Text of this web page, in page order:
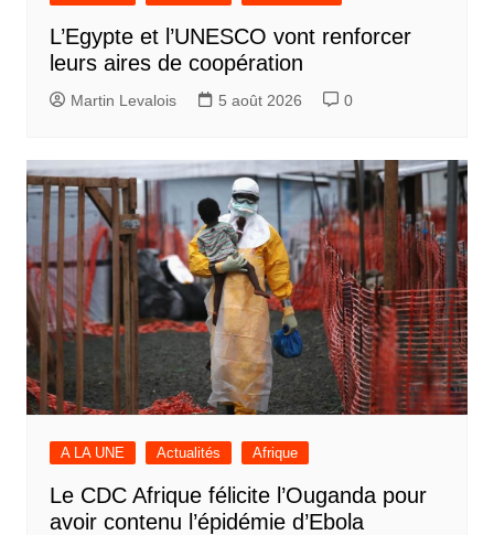
L’Egypte et l’UNESCO vont renforcer
leurs aires de coopération
Martin Levalois 5 août 2026 0
A LA UNE Actualités Afrique
Le CDC Afrique félicite l’Ouganda pour
avoir contenu l’épidémie d’Ebola